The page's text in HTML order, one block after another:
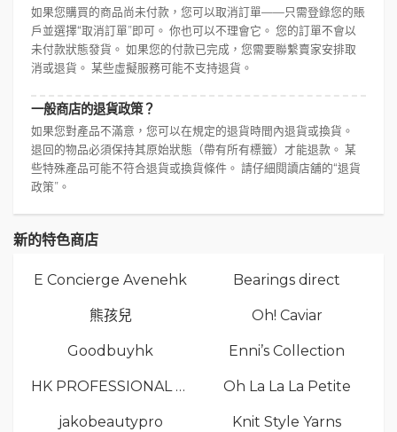
如果您購買的商品尚未付款，您可以取消訂單——只需登錄您的賬
戶並選擇“取消訂單”即可。 你也可以不理會它。 您的訂單不會以
未付款狀態發貨。 如果您的付款已完成，您需要聯繫賣家安排取
消或退貨。 某些虛擬服務可能不支持退貨。
一般商店的退貨政策？
如果您對產品不滿意，您可以在規定的退貨時間內退貨或換貨。
退回的物品必須保持其原始狀態（帶有所有標籤）才能退款。 某
些特殊產品可能不符合退貨或換貨條件。 請仔細閱讀店舖的“退貨
政策”。
新的特色商店
E Concierge Avenehk Bearings direct
熊孩兒 Oh! Caviar
Goodbuyhk Enni’s Collection
HK PROFESSIONAL TV LIMITED Oh La La La Petite
jakobeautypro Knit Style Yarns